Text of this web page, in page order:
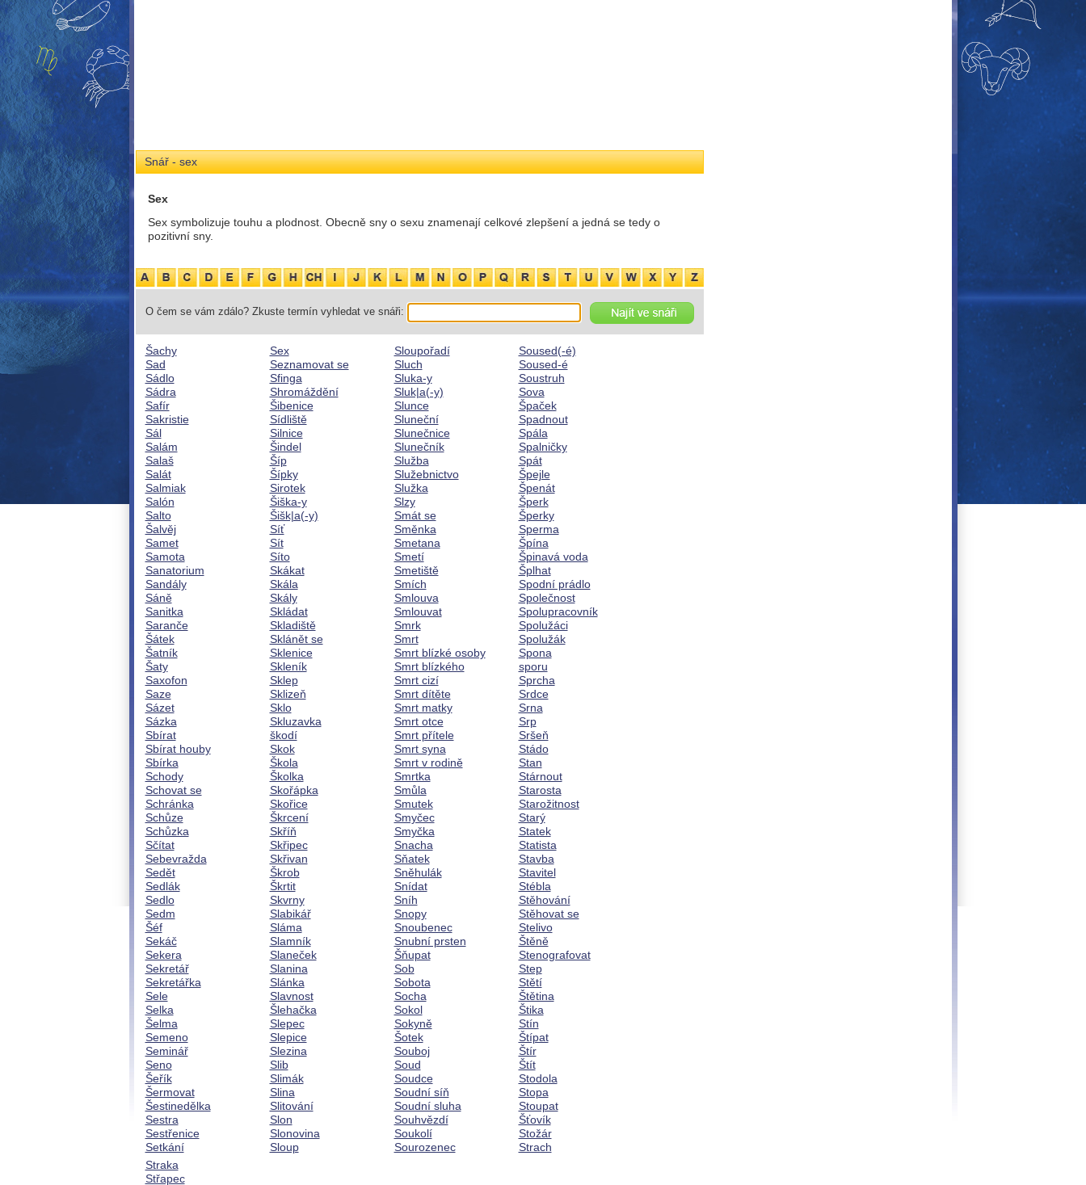
Snář - sex
Sex
Sex symbolizuje touhu a plodnost. Obecně sny o sexu znamenají celkové zlepšení a jedná se tedy o
pozitivní sny.
O čem se vám zdálo? Zkuste termín vyhledat ve snáři:
Šachy
Sad
Sádlo
Sádra
Safír
Sakristie
Sál
Salám
Salaš
Salát
Salmiak
Salón
Salto
Šalvěj
Samet
Samota
Sanatorium
Sandály
Sáně
Sanitka
Saranče
Šátek
Šatník
Šaty
Saxofon
Saze
Sázet
Sázka
Sbírat
Sbírat houby
Sbírka
Schody
Schovat se
Schránka
Schůze
Schůzka
Sčítat
Sebevražda
Sedět
Sedlák
Sedlo
Sedm
Šéf
Sekáč
Sekera
Sekretář
Sekretářka
Sele
Selka
Šelma
Semeno
Seminář
Seno
Šeřík
Šermovat
Šestinedělka
Sestra
Sestřenice
Setkání
Sex
Seznamovat se
Sfinga
Shromáždění
Šibenice
Sídliště
Silnice
Šindel
Šíp
Šípky
Sirotek
Šiška-y
Šišk|a(-y)
Síť
Sít
Síto
Skákat
Skála
Skály
Skládat
Skladiště
Sklánět se
Sklenice
Skleník
Sklep
Sklizeň
Sklo
Skluzavka
škodí
Skok
Škola
Školka
Skořápka
Skořice
Škrcení
Skříň
Skřipec
Skřivan
Škrob
Škrtit
Skvrny
Slabikář
Sláma
Slamník
Slaneček
Slanina
Slánka
Slavnost
Šlehačka
Slepec
Slepice
Slezina
Slib
Slimák
Slina
Slitování
Slon
Slonovina
Sloup
Sloupořadí
Sluch
Sluka-y
Sluk|a(-y)
Slunce
Sluneční
Slunečnice
Slunečník
Služba
Služebnictvo
Služka
Slzy
Smát se
Směnka
Smetana
Smetí
Smetiště
Smích
Smlouva
Smlouvat
Smrk
Smrt
Smrt blízké osoby
Smrt blízkého
Smrt cizí
Smrt dítěte
Smrt matky
Smrt otce
Smrt přítele
Smrt syna
Smrt v rodině
Smrtka
Smůla
Smutek
Smyčec
Smyčka
Snacha
Sňatek
Sněhulák
Snídat
Sníh
Snopy
Snoubenec
Snubní prsten
Šňupat
Sob
Sobota
Socha
Sokol
Sokyně
Šotek
Souboj
Soud
Soudce
Soudní síň
Soudní sluha
Souhvězdí
Soukolí
Sourozenec
Soused(-é)
Soused-é
Soustruh
Sova
Špaček
Spadnout
Spála
Spalničky
Spát
Špejle
Špenát
Šperk
Šperky
Sperma
Špína
Špinavá voda
Šplhat
Spodní prádlo
Společnost
Spolupracovník
Spolužáci
Spolužák
Spona
sporu
Sprcha
Srdce
Srna
Srp
Sršeň
Stádo
Stan
Stárnout
Starosta
Starožitnost
Starý
Statek
Statista
Stavba
Stavitel
Stébla
Stěhování
Stěhovat se
Stelivo
Štěně
Stenografovat
Step
Stětí
Štětina
Štika
Stín
Štípat
Štír
Štít
Stodola
Stopa
Stoupat
Šťovík
Stožár
Strach
Straka
Střapec